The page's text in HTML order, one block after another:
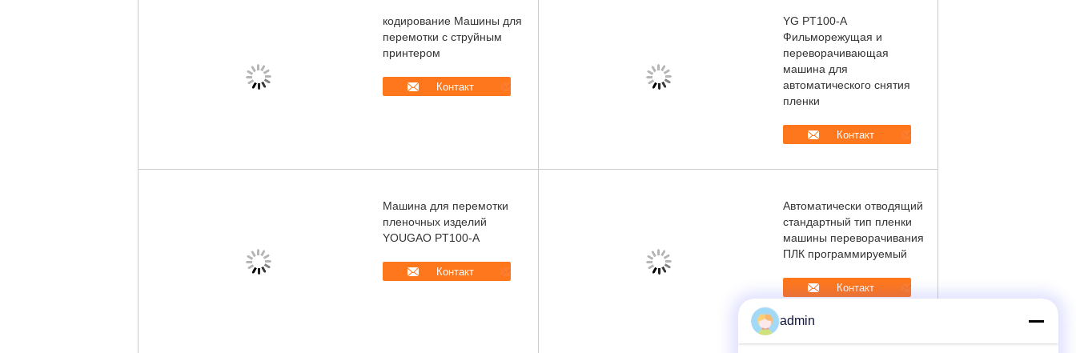
кодирование Машины для
перемотки с струйным
принтером
Контакт
YG PT100-A
Фильморежущая и
переворачивающая
машина для
автоматического снятия
пленки
Контакт
Машина для перемотки
пленочных изделий
YOUGAO PT100-A
Контакт
Автоматически отводящий
стандартный тип пленки
машины переворачивания
ПЛК программируемый
Контакт
admin